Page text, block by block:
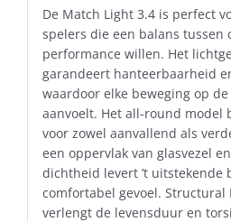
De Match Light 3.4 is perfect
spelers die een balans tussen
performance willen. Het
garandeert hanteerbaarheid
waardoor elke beweging op
aanvoelt. Het all-round model
voor zowel aanvallend als
een oppervlak van glasvezel
dichtheid levert ’t uitstekende
comfortabel gevoel. Structural
verlengt de levensduur en